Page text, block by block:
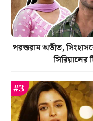
পরশুরাম অতীত,
সিরিয়ালের